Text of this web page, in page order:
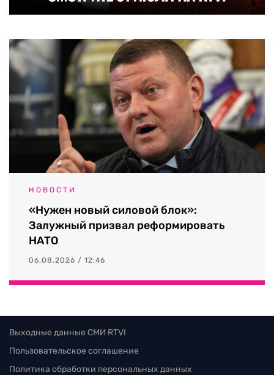
НОВОСТИ
«Нужен новый силовой блок»:
Залужный призвал реформировать
НАТО
06.08.2026 / 12:46
Выходные данные СМИ RTVI
Пользовательское соглашение
Политика обработки персональных данных